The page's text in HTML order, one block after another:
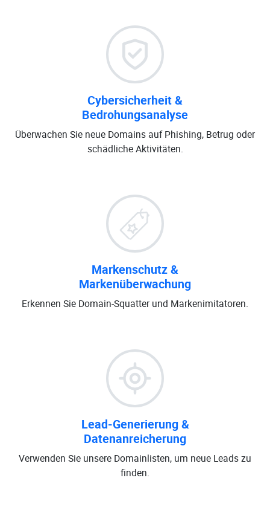
Cybersicherheit &
Bedrohungsanalyse
Überwachen Sie neue Domains auf Phishing, Betrug oder
schädliche Aktivitäten.
Markenschutz &
Markenüberwachung
Erkennen Sie Domain-Squatter und Markenimitatoren.
Lead-Generierung &
Datenanreicherung
Verwenden Sie unsere Domainlisten, um neue Leads zu
finden.